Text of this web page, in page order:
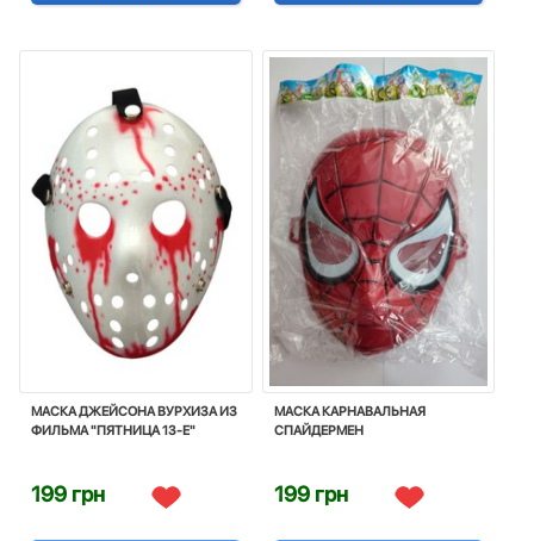
МАСКА ДЖЕЙСОНА ВУРХИЗА ИЗ
ФИЛЬМА "ПЯТНИЦА 13-Е"
199 грн
МАСКА КАРНАВАЛЬНАЯ
СПАЙДЕРМЕН
199 грн